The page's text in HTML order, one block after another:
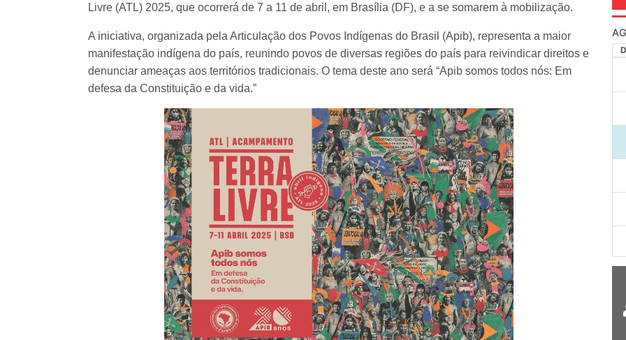
Livre (ATL) 2025, que ocorrerá de 7 a 11 de abril, em Brasília (DF), e a se somarem à mobilização.
A iniciativa, organizada pela Articulação dos Povos Indígenas do Brasil (Apib), representa a maior
manifestação indígena do país, reunindo povos de diversas regiões do país para reivindicar direitos e
denunciar ameaças aos territórios tradicionais. O tema deste ano será “Apib somos todos nós: Em
defesa da Constituição e da vida.”